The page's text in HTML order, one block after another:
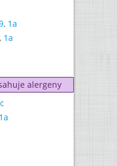
, 1a
1a
alergeny
1a